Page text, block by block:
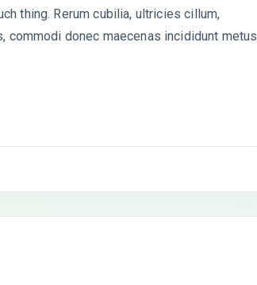
thing. Rerum cubilia, ultricies cillum,
donec maecenas incididunt metus